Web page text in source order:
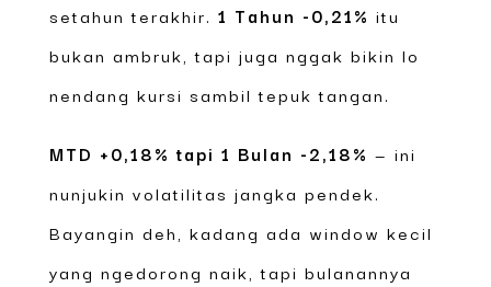
setahun terakhir. 1 Tahun -0,21% itu
bukan ambruk, tapi juga nggak bikin lo
nendang kursi sambil tepuk tangan.
MTD +0,18% tapi 1 Bulan -2,18% — ini
nunjukin volatilitas jangka pendek.
Bayangin deh, kadang ada window kecil
yang ngedorong naik, tapi bulanannya